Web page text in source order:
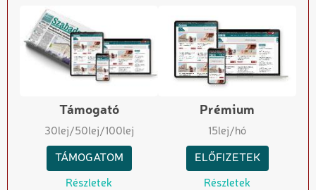
Támogató
30lej/50lej/100lej
TÁMOGATOM
Részletek
Prémium
15lej/hó
ELŐFIZETEK
Részletek